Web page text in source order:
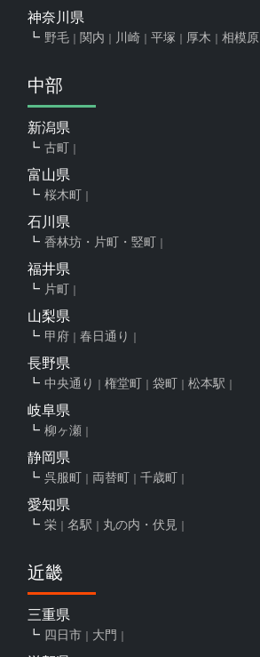
神奈川県
野毛 関内 川崎 平塚 厚木 相模原
中部
新潟県
古町
富山県
桜木町
石川県
香林坊・片町・竪町
福井県
片町
山梨県
甲府 春日通り
長野県
中央通り 権堂町 袋町 松本駅
岐阜県
柳ヶ瀬
静岡県
呉服町 両替町 千歳町
愛知県
栄 名駅 丸の内・伏見
近畿
三重県
四日市 大門